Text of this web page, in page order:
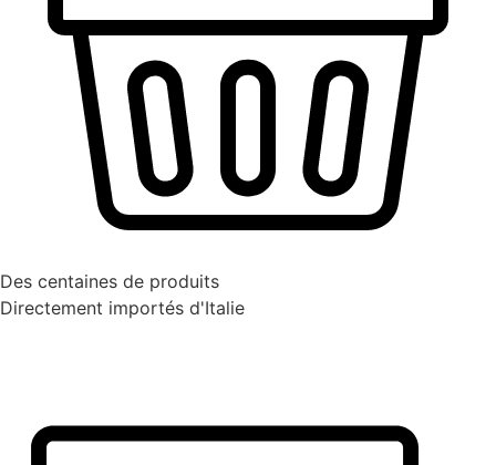
Des centaines de produits
Directement importés d'Italie